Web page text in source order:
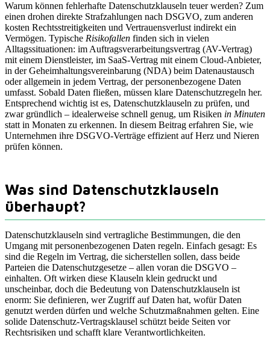
Warum können fehlerhafte Datenschutzklauseln teuer werden? Zum
einen drohen direkte Strafzahlungen nach DSGVO, zum anderen
kosten Rechtsstreitigkeiten und Vertrauensverlust indirekt ein
Vermögen. Typische Risikofallen finden sich in vielen
Alltagssituationen: im Auftragsverarbeitungsvertrag (AV-Vertrag)
mit einem Dienstleister, im SaaS-Vertrag mit einem Cloud-Anbieter,
in der Geheimhaltungsvereinbarung (NDA) beim Datenaustausch
oder allgemein in jedem Vertrag, der personenbezogene Daten
umfasst. Sobald Daten fließen, müssen klare Datenschutzregeln her.
Entsprechend wichtig ist es, Datenschutzklauseln zu prüfen, und
zwar gründlich – idealerweise schnell genug, um Risiken in Minuten
statt in Monaten zu erkennen. In diesem Beitrag erfahren Sie, wie
Unternehmen ihre DSGVO-Verträge effizient auf Herz und Nieren
prüfen können.
Was sind Datenschutzklauseln
überhaupt?
Datenschutzklauseln sind vertragliche Bestimmungen, die den
Umgang mit personenbezogenen Daten regeln. Einfach gesagt: Es
sind die Regeln im Vertrag, die sicherstellen sollen, dass beide
Parteien die Datenschutzgesetze – allen voran die DSGVO –
einhalten. Oft wirken diese Klauseln klein gedruckt und
unscheinbar, doch die Bedeutung von Datenschutzklauseln ist
enorm: Sie definieren, wer Zugriff auf Daten hat, wofür Daten
genutzt werden dürfen und welche Schutzmaßnahmen gelten. Eine
solide Datenschutz-Vertragsklausel schützt beide Seiten vor
Rechtsrisiken und schafft klare Verantwortlichkeiten.